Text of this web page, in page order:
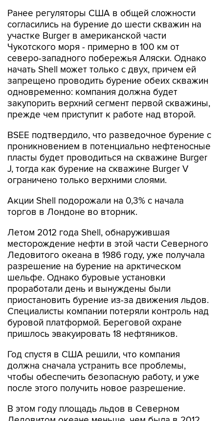
Ранее регуляторы США в общей сложности
согласились на бурение до шести скважин на
участке Burger в американской части
Чукотского моря - примерно в 100 км от
северо-западного побережья Аляски. Однако
начать Shell может только с двух, причем ей
запрещено проводить бурение обеих скважин
одновременно: компания должна будет
закупорить верхний сегмент первой скважины,
прежде чем приступит к работе над второй.
BSEE подтвердило, что разведочное бурение с
проникновением в потенциально нефтеносные
пласты будет проводиться на скважине Burger
J, тогда как бурение на скважине Burger V
ограничено только верхними слоями.
Акции Shell подорожали на 0,3% с начала
торгов в Лондоне во вторник.
Летом 2012 года Shell, обнаружившая
месторождение нефти в этой части Северного
Ледовитого океана в 1986 году, уже получала
разрешение на бурение на арктическом
шельфе. Однако буровые установки
проработали день и вынуждены были
приостановить бурение из-за движения льдов.
Специалисты компании потеряли контроль над
буровой платформой. Береговой охране
пришлось эвакуировать 18 нефтяников.
Год спустя в США решили, что компания
должна сначала устранить все проблемы,
чтобы обеспечить безопасную работу, и уже
после этого получить новое разрешение.
В этом году площадь льдов в Северном